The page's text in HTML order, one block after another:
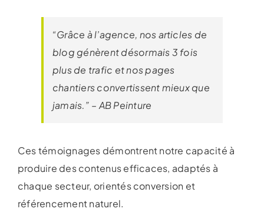
“Grâce à l’agence, nos articles de
blog génèrent désormais 3 fois
plus de trafic et nos pages
chantiers convertissent mieux que
jamais.” – AB Peinture
Ces témoignages démontrent notre capacité à
produire des contenus efficaces, adaptés à
chaque secteur, orientés conversion et
référencement naturel.